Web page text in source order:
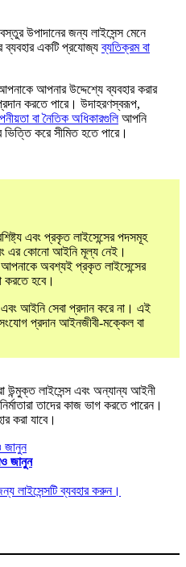
উপাদানের জন্য লাইসেন্স মেনে
ব্যবহার একটি প্রযোজ্যব্যতিক্রম বা
আপনার উদ্দেশ্যে ব্যবহার করার
করতে পারে। উদাহরণস্বরূপ,
বা নৈতিক অধিকারগুলিআপনি
ভিত্তি করে সীমিত হতে পারে।
এবং প্রকৃত লাইসেন্সের পদসমূহ
এর কোনো আইনি মূল্য নেই।
আপনাকে অবশ্যই প্রকৃত লাইসেন্সের
করতে হবে।
আইনি সেবা প্রদান করে না। এই
সংযোগ প্রদান আইনজীবী-মক্কেল বা
উন্মুক্ত লাইসেন্স এবং অন্যান্য আইনী
তাদের কাজ ভাগ করতে পারেন।
করা যাবে।
জানুন
জানুন
লাইসেন্সটি ব্যবহার করুন।